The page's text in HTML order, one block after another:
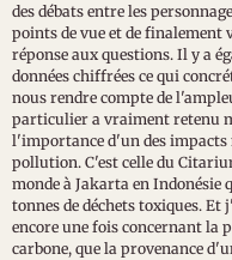
des débats entre les
points de vue et de finalement
réponse aux questions. Il y a
données chiffrées ce qui
nous rendre compte de
particulier a vraiment retenu
l'importance d'un des
pollution. C'est celle du
monde à Jakarta en Indonésie
tonnes de déchets toxiques.
encore une fois concernant la
carbone, que la provenance